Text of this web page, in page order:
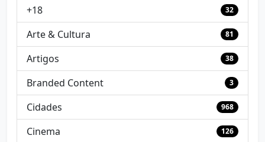
+18 32
Arte & Cultura 81
Artigos 38
Branded Content 3
Cidades 968
Cinema 126